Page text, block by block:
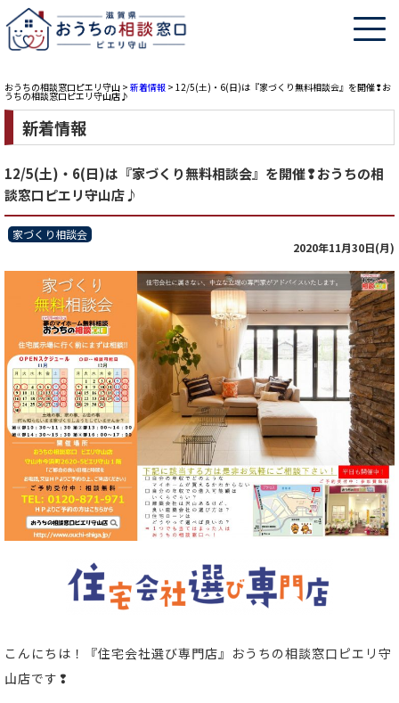
おうちの相談窓口ピエリ守山 > 新着情報 > 12/5(土)・6(日)は『家づくり無料相談会』を開催❢お
うちの相談窓口ピエリ守山店♪
新着情報
12/5(土)・6(日)は『家づくり無料相談会』を開催❢おうちの相
談窓口ピエリ守山店♪
家づくり相談会
2020年11月30日(月)
こんにちは！
『住宅会社選び専門店』おうちの相談窓口ピエリ守
山店です ❢